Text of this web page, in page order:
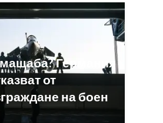
Германия
от
на боен